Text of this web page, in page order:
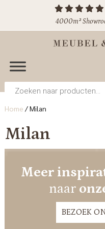
4000m²
Producten
zoeken
Home /Milan
Milan
Meer
naar
BEZOEK